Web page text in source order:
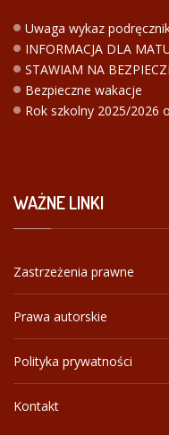
Uwaga wykaz
INFORMACJA DLA
STAWIAM NA
Bezpieczne wakacje
Rok szkolny 2025/2026
WAŻNELINKI
Zastrzeżenia prawne
Prawa autorskie
Polityka prywatności
Kontakt